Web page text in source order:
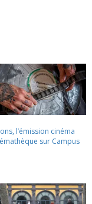
l’émission cinéma
sur Campus